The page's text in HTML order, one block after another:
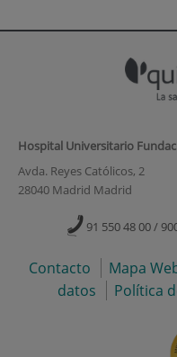
Hospital Universitario
Avda. Reyes Católicos, 2
28040 Madrid Madrid
91 550 48 00 /
Contacto Mapa
datos
Política